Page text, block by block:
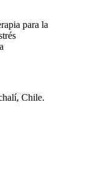
para la
Chile.